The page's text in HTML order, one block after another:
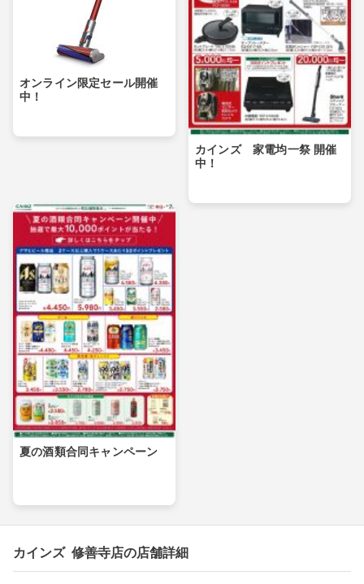
オンライン限定セール開催
中！
カインズ 家電均一祭 開催
中！
夏の酒類合同キャンペーン
カインズ 修善寺店の店舗詳細